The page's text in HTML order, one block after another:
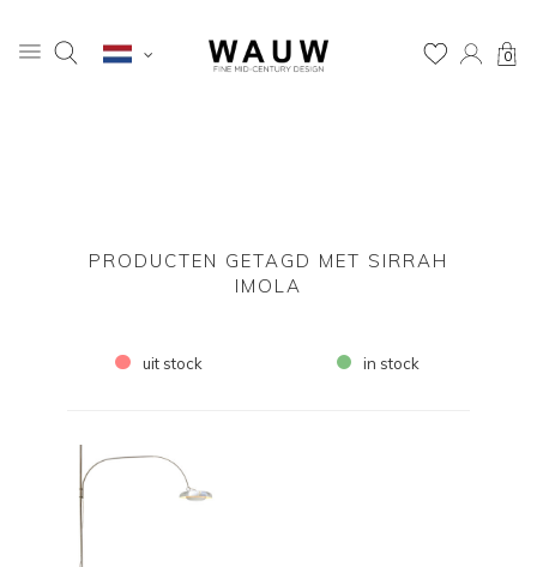
0
PRODUCTEN GETAGD MET SIRRAH
IMOLA
uit stock in stock